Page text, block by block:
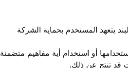
يتعهد المستخدم بحماية الشركة
أو استخدام أية مفاهيم متضمنة
قد تنتج عن ذلك.